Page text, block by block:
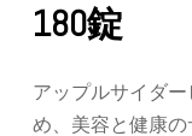
180錠
アップルサイダ
め、美容と健康